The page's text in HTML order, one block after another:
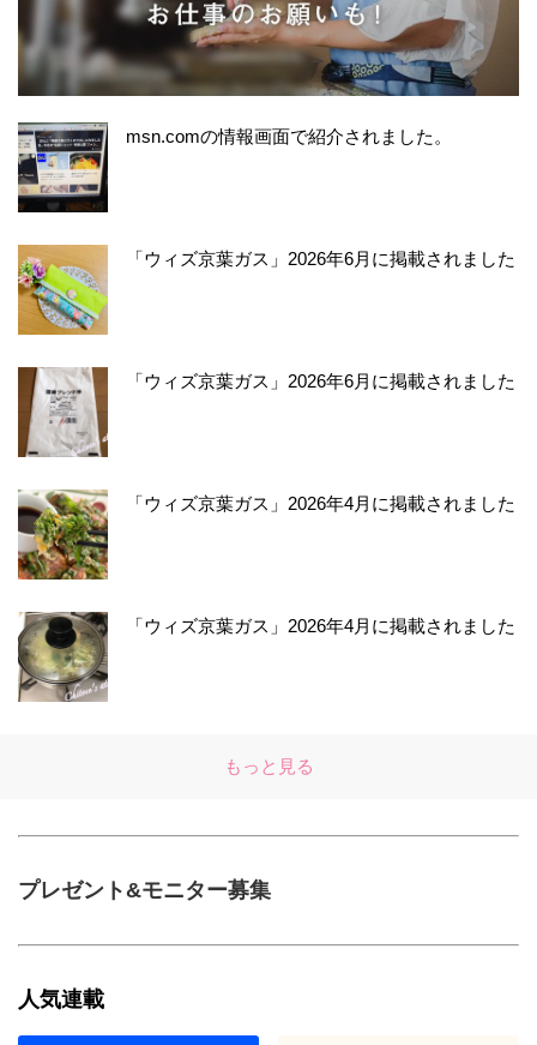
msn.comの情報画面で紹介されました。
「ウィズ京葉ガス」2026年6月に掲載されました
「ウィズ京葉ガス」2026年6月に掲載されました
「ウィズ京葉ガス」2026年4月に掲載されました
「ウィズ京葉ガス」2026年4月に掲載されました
もっと見る
プレゼント&モニター募集
人気連載